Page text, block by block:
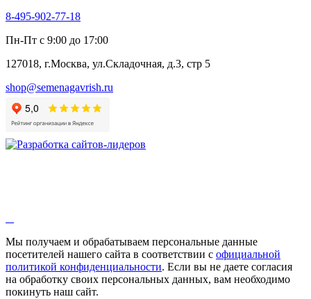
8-495-902-77-18
Пн-Пт с 9:00 до 17:00
127018, г.Москва, ул.Складочная, д.3, стр 5
shop@semenagavrish.ru
Мы получаем и обрабатываем персональные данные
посетителей нашего сайта в соответствии с официальной
политикой конфиденциальности. Если вы не даете согласия
на обработку своих персональных данных, вам необходимо
покинуть наш сайт.